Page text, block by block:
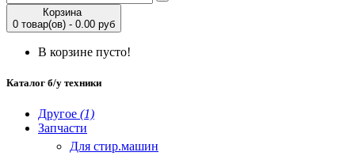
Корзина
0 товар(ов) - 0.00 руб
В корзине пусто!
Каталог б/у техники
Другое (1)
Запчасти
Для стир.машин